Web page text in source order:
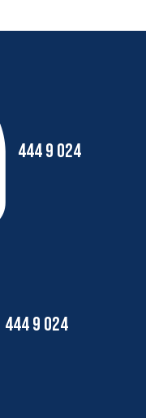
444 9 024
444 9 024